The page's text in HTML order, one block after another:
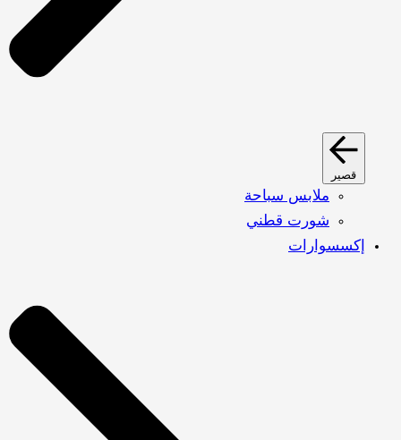
قصير
ملابس سباحة
شورت قطني
إكسسوارات